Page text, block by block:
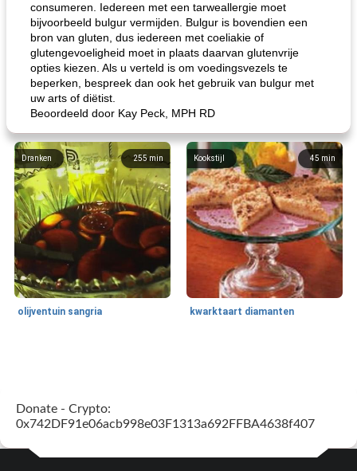
consumeren. Iedereen met een tarweallergie moet
bijvoorbeeld bulgur vermijden. Bulgur is bovendien een
bron van gluten, dus iedereen met coeliakie of
glutengevoeligheid moet in plaats daarvan glutenvrije
opties kiezen. Als u verteld is om voedingsvezels te
beperken, bespreek dan ook het gebruik van bulgur met
uw arts of diëtist.
Beoordeeld door Kay Peck, MPH RD
255min
Dranken
olijventuin sangria
45 min
Kookstijl
kwarktaart diamanten
Donate - Crypto:
0x742DF91e06acb998e03F1313a692FFBA4638f407